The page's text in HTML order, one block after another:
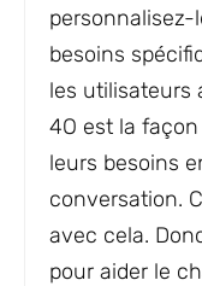
besoins
les utilisateurs
4O est la façon
leurs besoins
conversation.
avec cela.
pour aider le